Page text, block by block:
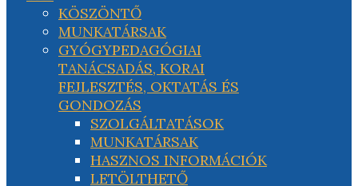
KÖSZÖNTŐ
MUNKATÁRSAK
GYÓGYPEDAGÓGIAI
TANÁCSADÁS, KORAI
FEJLESZTÉS, OKTATÁS ÉS
GONDOZÁS
SZOLGÁLTATÁSOK
MUNKATÁRSAK
HASZNOS INFORMÁCIÓK
LETÖLTHETŐ